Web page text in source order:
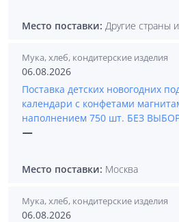
Место поставки: Другие страны
Мука, хлеб, кондитерские изделия
06.08.2026
Поставка детских новогодних
календари с конфетами
наполнением 750 шт. БЕЗ
—
Место поставки: Москва
Мука, хлеб, кондитерские изделия
06.08.2026